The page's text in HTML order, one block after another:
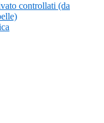
controllati (da